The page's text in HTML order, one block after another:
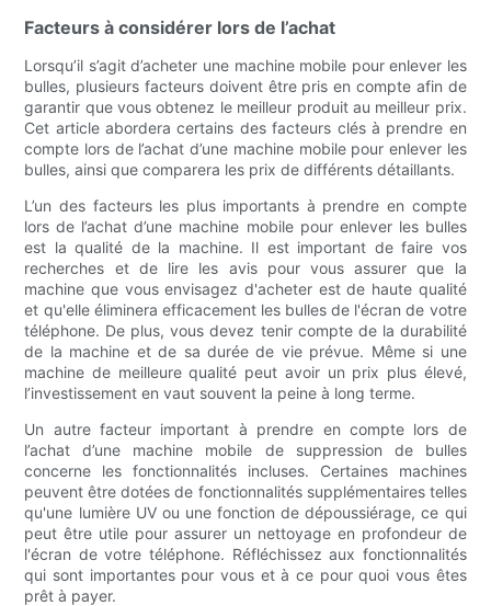
Facteurs à considérer lors de l’achat
Lorsqu’il s’agit d’acheter une machine mobile pour enlever les
bulles, plusieurs facteurs doivent être pris en compte afin de
garantir que vous obtenez le meilleur produit au meilleur prix.
Cet article abordera certains des facteurs clés à prendre en
compte lors de l’achat d’une machine mobile pour enlever les
bulles, ainsi que comparera les prix de différents détaillants.
L’un des facteurs les plus importants à prendre en compte
lors de l’achat d’une machine mobile pour enlever les bulles
est la qualité de la machine. Il est important de faire vos
recherches et de lire les avis pour vous assurer que la
machine que vous envisagez d'acheter est de haute qualité
et qu'elle éliminera efficacement les bulles de l'écran de votre
téléphone. De plus, vous devez tenir compte de la durabilité
de la machine et de sa durée de vie prévue. Même si une
machine de meilleure qualité peut avoir un prix plus élevé,
l’investissement en vaut souvent la peine à long terme.
Un autre facteur important à prendre en compte lors de
l’achat d’une machine mobile de suppression de bulles
concerne les fonctionnalités incluses. Certaines machines
peuvent être dotées de fonctionnalités supplémentaires telles
qu'une lumière UV ou une fonction de dépoussiérage, ce qui
peut être utile pour assurer un nettoyage en profondeur de
l'écran de votre téléphone. Réfléchissez aux fonctionnalités
qui sont importantes pour vous et à ce pour quoi vous êtes
prêt à payer.